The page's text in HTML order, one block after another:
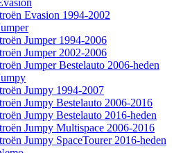
Evasion 1994-2002
Jumper 1994-2006
Jumper 2002-2006
Jumper Bestelauto 2006-heden
Jumpy 1994-2007
Jumpy Bestelauto 2006-2016
Jumpy Bestelauto 2016-heden
Jumpy Multispace 2006-2016
Jumpy SpaceTourer 2016-heden